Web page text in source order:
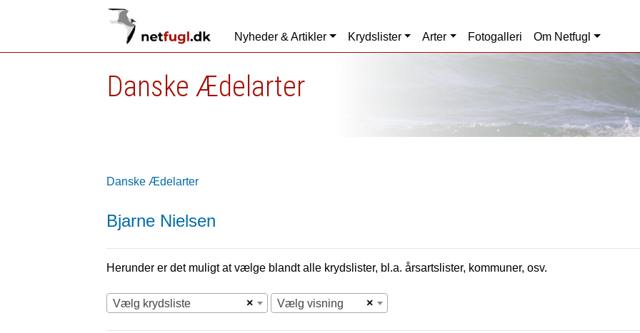
Nyheder & Artikler Krydslister Arter Fotogalleri Om Netfugl
Danske Ædelarter
Danske Ædelarter
Bjarne Nielsen
Herunder er det muligt at vælge blandt alle krydslister, bl.a. årsartslister, kommuner, osv.
×
Vælg krydsliste ×
Vælg visning